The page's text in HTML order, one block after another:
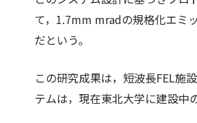
て，1.7mm mradの規格化エミ
だという。
この研究成果は，短波長FEL施
テムは，現在東北大学に建設中